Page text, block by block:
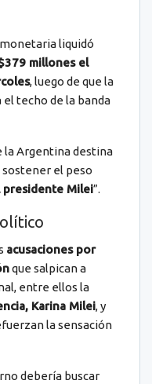
liquidó
millones el
, luego de que la
techo de la banda
la Argentina destina
sostener el peso
presidente Milei”.
acusaciones por
que salpican a
entre ellos la
Karina Milei, y
la sensación
debería buscar